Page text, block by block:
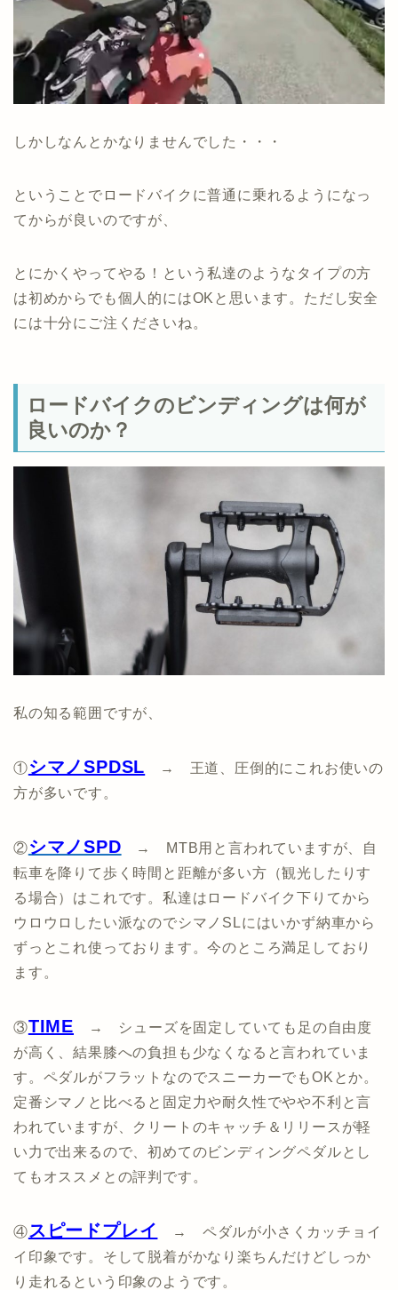
しかしなんとかなりませんでした・・・
ということでロードバイクに普通に乗れるようになっ
てからが良いのですが、
とにかくやってやる！という私達のようなタイプの方
は初めからでも個人的にはOKと思います。ただし安全
には十分にご注くださいね。
ロードバイクのビンディングは何が
良いのか？
私の知る範囲ですが、
①シマノSPDSL → 王道、圧倒的にこれお使いの
方が多いです。
②シマノSPD → MTB用と言われていますが、自
転車を降りて歩く時間と距離が多い方（観光したりす
る場合）はこれです。私達はロードバイク下りてから
ウロウロしたい派なのでシマノSLにはいかず納車から
ずっとこれ使っております。今のところ満足しており
ます。
③TIME → シューズを固定していても足の自由度
が高く、結果膝への負担も少なくなると言われていま
す。ペダルがフラットなのでスニーカーでもOKとか。
定番シマノと比べると固定力や耐久性でやや不利と言
われていますが、クリートのキャッチ＆リリースが軽
い力で出来るので、初めてのビンディングペダルとし
てもオススメとの評判です。
④スピードプレイ
→ ペダルが小さくカッチョイ
イ印象です。そして脱着がかなり楽ちんだけどしっか
り走れるという印象のようです。